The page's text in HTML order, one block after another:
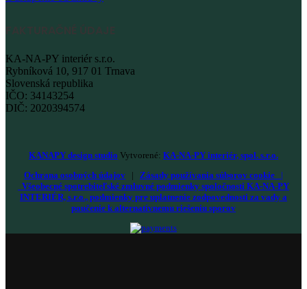
FAKTURAČNÉ ÚDAJE
KA-NA-PY interiér s.r.o.
Rybníková 10, 917 01 Trnava
Slovenská republika
IČO: 34143254
DIČ: 2020394574
KANAPY design studio Vytvorené: KA-NA-PY interiér, spol. s.r.o.
Ochrana osobných údajov | Zásady používania súborov cookie |
Všeobecné spotrebiteľské zmluvné podmienky spoločnosti KA-NA-PY
INTERIÉR, s.r.o., podmienky pre uplatnenie zodpovednosti za vady a
poučenie k alternatívnemu riešeniu sporov